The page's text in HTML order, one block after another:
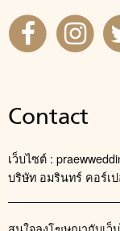
Contact
เว็บไซต์ :
บริษัท อมรินทร์ คอร์เ